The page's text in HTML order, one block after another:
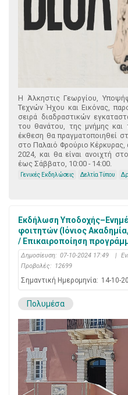
Η Άλκηστις Γεωργίου,
Τεχνών Ήχου και Εικόνας,
σειρά διαδραστικών
του θανάτου, της μνήμης
έκθεση θα πραγματοποιηθεί
στο Παλαιό Φρούριο
2024, και θα είναι ανοιχτή
έως Σάββατο, 10:00 - 14:00.
Γενικές Εκδηλώσεις Δελτία Τύπου
Εκδήλωση
φοιτητών (Ιόνιος
/ Επικαιροποίηση
Δημοσίευση: 07-10-2024 17:49 |
Προβολές: 12699
Σημαντική Ημερομηνία: 14-10-
Πολυμέσα